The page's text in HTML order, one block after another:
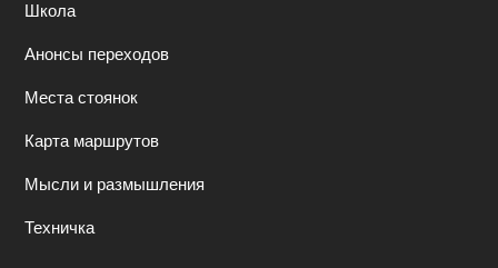
Школа
Анонсы переходов
Места стоянок
Карта маршрутов
Мысли и размышления
Техничка